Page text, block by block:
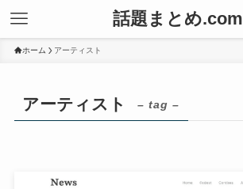
話題まとめ.com
ホーム アーティスト
アーティスト – tag –